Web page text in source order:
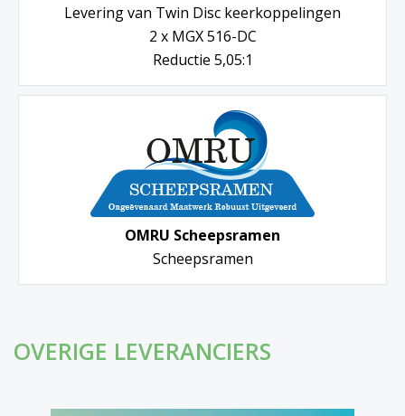
Levering van Twin Disc keerkoppelingen
2 x MGX 516-DC
Reductie 5,05:1
OMRU Scheepsramen
Scheepsramen
OVERIGE LEVERANCIERS